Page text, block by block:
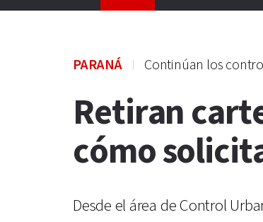
PARANÁ Continúan los
Retiran
cómo
Desde el área de Control